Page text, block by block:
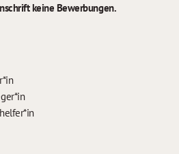
keine Bewerbungen.